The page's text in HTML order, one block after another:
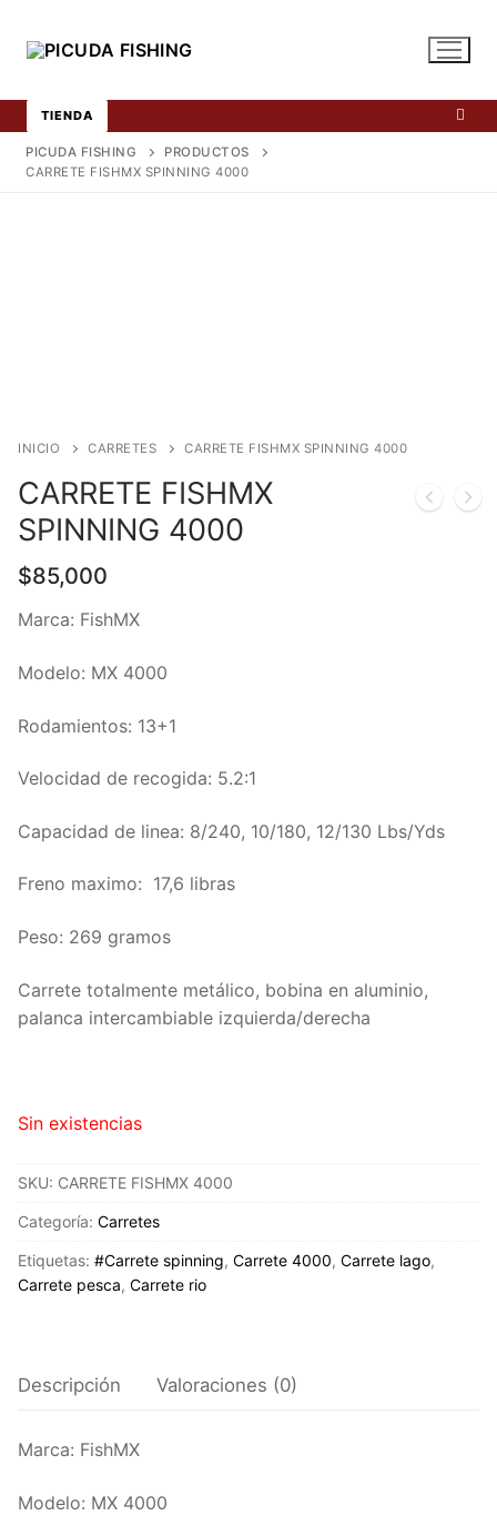
TIENDA
PICUDA FISHING
PRODUCTOS
CARRETE FISHMX SPINNING 4000
INICIO CARRETES CARRETE FISHMX SPINNING 4000
CARRETE FISHMX
SPINNING 4000
$85,000
Marca: FishMX
Modelo: MX 4000
Rodamientos: 13+1
Velocidad de recogida: 5.2:1
Capacidad de linea: 8/240, 10/180, 12/130 Lbs/Yds
Freno maximo: 17,6 libras
Peso: 269 gramos
Carrete totalmente metálico, bobina en aluminio,
palanca intercambiable izquierda/derecha
Sin existencias
SKU: CARRETE FISHMX 4000
Categoría: Carretes
Etiquetas: #Carrete spinning, Carrete 4000, Carrete lago,
Carrete pesca, Carrete rio
Descripción Valoraciones (0)
Marca: FishMX
Modelo: MX 4000